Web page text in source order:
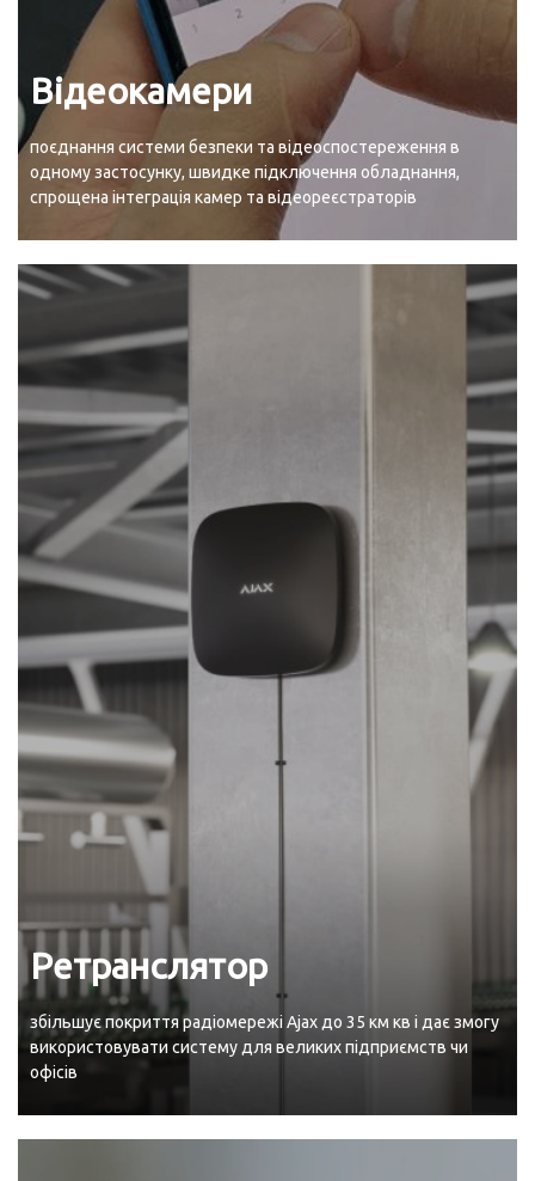
Відеокамери
поєднання системи безпеки та відеоспостереження в
одному застосунку, швидке підключення обладнання,
спрощена інтеграція камер та відеореєстраторів
Ретранслятор
збільшує покриття радіомережі Ajax до 35 км кв і дає змогу
використовувати систему для великих підприємств чи
офісів